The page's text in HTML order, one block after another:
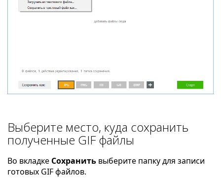
Выберите место, куда сохранить
полученные GIF файлы
Во вкладке Сохранить выберите папку для записи
готовых GIF файлов.